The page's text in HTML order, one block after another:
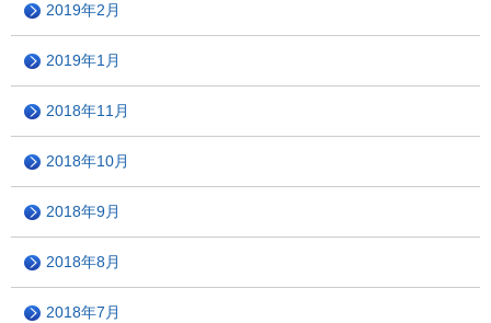
2019年2月
2019年1月
2018年11月
2018年10月
2018年9月
2018年8月
2018年7月